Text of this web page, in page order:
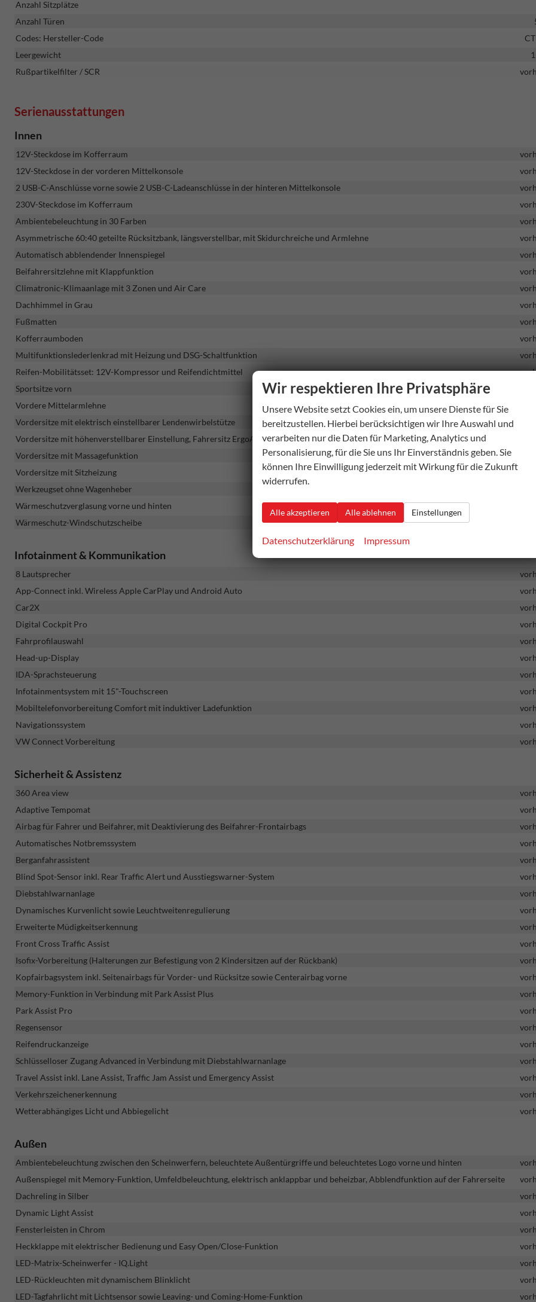
Anzahl Sitzplätze
Anzahl Türen
Codes: Hersteller-Code
Leergewicht
Rußpartikelfilter / SCR
Serienausstattungen
Innen
12V-Steckdose im Kofferraum
12V-Steckdose in der vorderen Mittelkonsole
2 USB-C-Anschlüsse vorne sowie 2 USB-C-Ladeanschlüsse in der hinteren Mittelkonsole
230V-Steckdose im Kofferraum
Ambientebeleuchtung in 30 Farben
Asymmetrische 60:40 geteilte Rücksitzbank, längsverstellbar, mit Skidurchreiche und Armlehne
Automatisch abblendender Innenspiegel
Beifahrersitzlehne mit Klappfunktion
Climatronic-Klimaanlage mit 3 Zonen und Air Care
Dachhimmel in Grau
Fußmatten
Kofferraumboden
Multifunktionslederlenkrad mit Heizung und DSG-Schaltfunktion
Reifen-Mobilitätsset: 12V-Kompressor und Reifendichtmittel
Sportsitze vorn
Vordere Mittelarmlehne
Vordersitze mit elektrisch einstellbarer Lendenwirbelstütze
Vordersitze mit höhenverstellbarer Einstellung, Fahrersitz ErgoActive
Vordersitze mit Massagefunktion
Vordersitze mit Sitzheizung
Werkzeugset ohne Wagenheber
Wärmeschutzverglasung vorne und hinten
Wärmeschutz-Windschutzscheibe
Infotainment & Kommunikation
8 Lautsprecher
App-Connect inkl. Wireless Apple CarPlay und Android Auto
Car2X
Digital Cockpit Pro
Fahrprofilauswahl
Head-up-Display
IDA-Sprachsteuerung
Infotainmentsystem mit 15"-Touchscreen
Mobiltelefonvorbereitung Comfort mit induktiver Ladefunktion
Navigationssystem
VW Connect Vorbereitung
Sicherheit & Assistenz
360 Area view
Adaptive Tempomat
Airbag für Fahrer und Beifahrer, mit Deaktivierung des Beifahrer-Frontairbags
Automatisches Notbremssystem
Berganfahrassistent
Blind Spot-Sensor inkl. Rear Traffic Alert und Ausstiegswarner-System
Diebstahlwarnanlage
Dynamisches Kurvenlicht sowie Leuchtweitenregulierung
Erweiterte Müdigkeitserkennung
Front Cross Traffic Assist
Isofix-Vorbereitung (Halterungen zur Befestigung von 2 Kindersitzen auf der Rückbank)
Kopfairbagsystem inkl. Seitenairbags für Vorder- und Rücksitze sowie Centerairbag vorne
Memory-Funktion in Verbindung mit Park Assist Plus
Park Assist Pro
Regensensor
Reifendruckanzeige
Schlüsselloser Zugang Advanced in Verbindung mit Diebstahlwarnanlage
Travel Assist inkl. Lane Assist, Traffic Jam Assist und Emergency Assist
Verkehrszeichenerkennung
Wetterabhängiges Licht und Abbiegelicht
Außen
Ambientebeleuchtung zwischen den Scheinwerfern, beleuchtete Außentürgriffe und beleuchtetes Logo vorne und hinten
Außenspiegel mit Memory-Funktion, Umfeldbeleuchtung, elektrisch anklappbar und beheizbar, Abblendfunktion auf der Fahrerseite
Dachreling in Silber
Dynamic Light Assist
Fensterleisten in Chrom
Heckklappe mit elektrischer Bedienung und Easy Open/Close-Funktion
LED-Matrix-Scheinwerfer - IQ.Light
LED-Rückleuchten mit dynamischem Blinklicht
LED-Tagfahrlicht mit Lichtsensor sowie Leaving- und Coming-Home-Funktion
Wir respektieren Ihre Privatsphäre
Unsere Website setzt Cookies ein, um unsere Dienste für Sie
bereitzustellen. Hierbei berücksichtigen wir Ihre Auswahl und
verarbeiten nur die Daten für Marketing, Analytics und
Personalisierung, für die Sie uns Ihr Einverständnis geben. Sie
können Ihre Einwilligung jederzeit mit Wirkung für die Zukunft
widerrufen.
Alle akzeptieren Alle ablehnen Einstellungen
Datenschutzerklärung Impressum